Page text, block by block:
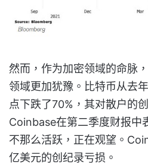
然而，作为加密领域的命脉
领域更加犹豫。比特币从去
点下跌了70%，其对散户的
Coinbase在第二季度财报中
不那么活跃，正在观望。
亿美元的创纪录亏损。